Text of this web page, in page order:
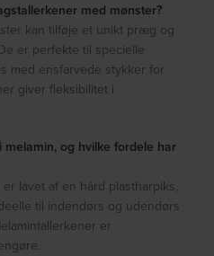
med mønster?
kan tilføje et unikt præg og
er perfekte til specielle
med ensfarvede stykker for
giver fleksibilitet i
og hvilke fordele har
lavet af en hård plastharpiks,
til indendørs og udendørs
er